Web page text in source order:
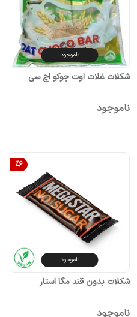
ناموجود
شکلات غلات اوت چوکو اچ سی
ناموجود
%6
ناموجود
شکلات بدون قند مگا استار
ناموجود